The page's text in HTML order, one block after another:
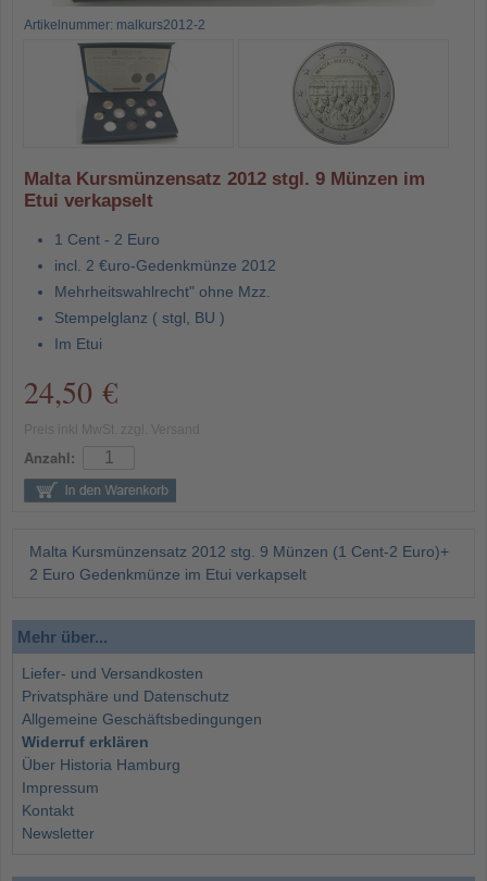
Artikelnummer: malkurs2012-2
Malta Kursmünzensatz 2012 stgl. 9 Münzen im
Etui verkapselt
1 Cent - 2 Euro
incl. 2 €uro-Gedenkmünze 2012
Mehrheitswahlrecht" ohne Mzz.
Stempelglanz ( stgl, BU )
Im Etui
24,50 €
Anzahl:
Malta Kursmünzensatz 2012 stg. 9 Münzen (1 Cent-2 Euro)+
2 Euro Gedenkmünze im Etui verkapselt
Mehr über...
Liefer- und Versandkosten
Privatsphäre und Datenschutz
Allgemeine Geschäftsbedingungen
Widerruf erklären
Über Historia Hamburg
Impressum
Kontakt
Newsletter